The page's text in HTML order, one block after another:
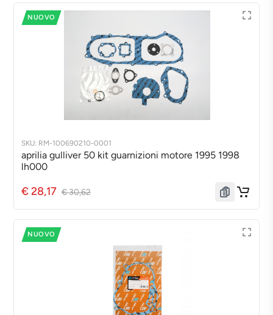
NUOVO
SKU: RM-100690210-0001
aprilia gulliver 50 kit guarnizioni motore 1995 1998
lh000
€ 28,17 € 30,62
NUOVO